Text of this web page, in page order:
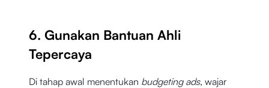
6. Gunakan Bantuan Ahli
Tepercaya
Di tahap awal menentukan budgeting ads, wajar